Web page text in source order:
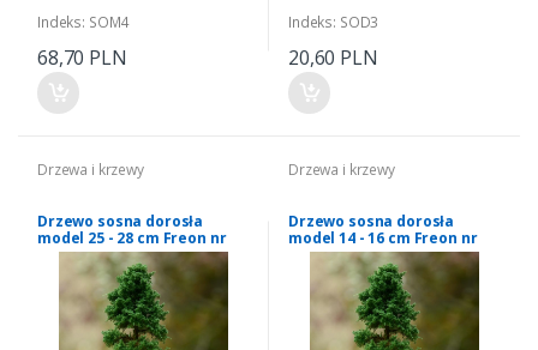
Indeks: SOM4
68,70 PLN
Indeks: SOD3
20,60 PLN
Drzewa i krzewy
Drzewo sosna dorosła
model 25 - 28 cm Freon nr
SOD4
Drzewa i krzewy
Drzewo sosna dorosła
model 14 - 16 cm Freon nr
SOD2